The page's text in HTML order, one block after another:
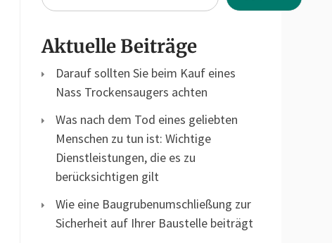
Aktuelle Beiträge
Darauf sollten Sie beim Kauf eines
Nass Trockensaugers achten
Was nach dem Tod eines geliebten
Menschen zu tun ist: Wichtige
Dienstleistungen, die es zu
berücksichtigen gilt
Wie eine Baugrubenumschließung zur
Sicherheit auf Ihrer Baustelle beiträgt